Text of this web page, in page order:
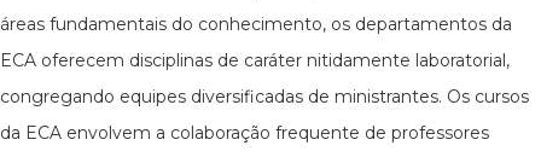
áreas fundamentais do conhecimento, os departamentos da
ECA oferecem disciplinas de caráter nitidamente laboratorial,
congregando equipes diversificadas de ministrantes. Os cursos
da ECA envolvem a colaboração frequente de professores